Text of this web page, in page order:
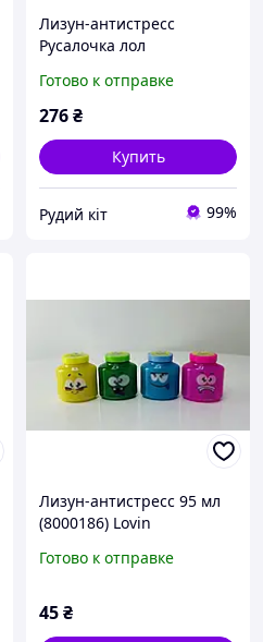
Лизун-антистресс
Русалочка лол
Готово к отправке
276₴
Купить
Рудий кіт 99%
Лизун-антистресс 95 мл
(8000186) Lovin
Готово к отправке
45₴